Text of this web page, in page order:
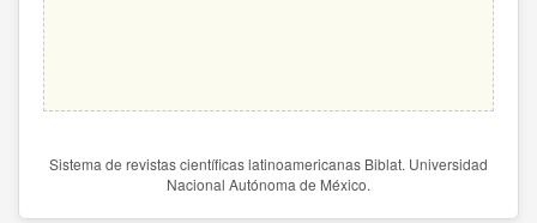
Sistema de revistas científicas latinoamericanas Biblat. Universidad
Nacional Autónoma de México.